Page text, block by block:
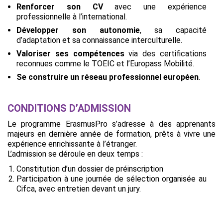
Renforcer son CVavec une expérience
professionnelle à l’international.
Développer son autonomie, sa capacité
d’adaptation et sa connaissance interculturelle.
Valoriser ses compétencesvia des certifications
reconnues comme le TOEIC et l’Europass Mobilité.
Se construire un réseau professionnel européen.
CONDITIONS D’ADMISSION
Le programme ErasmusPro s’adresse à des apprenants
majeurs en dernière année de formation, prêts à vivre une
expérience enrichissante à l’étranger.
L’admission se déroule en deux temps :
Constitution d’un dossier de préinscription
Participation à une journée de sélection organisée au
Cifca, avec entretien devant un jury.